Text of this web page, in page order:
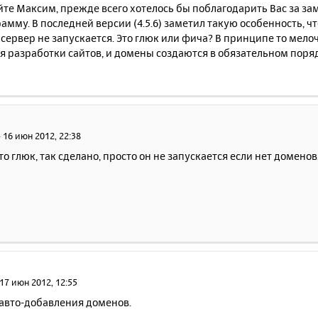
Максим, прежде всего хотелось бы поблагодарить Вас за
В последней версии (4.5.6) заметил такую особенность,
не запускается. Это глюк или фича? В принципе то
разработки сайтов, и домены создаются в обязательном
16 июн 2012, 22:38
глюк, так сделано, просто он не запускается если нет
17 июн 2012, 12:55
добавления доменов.